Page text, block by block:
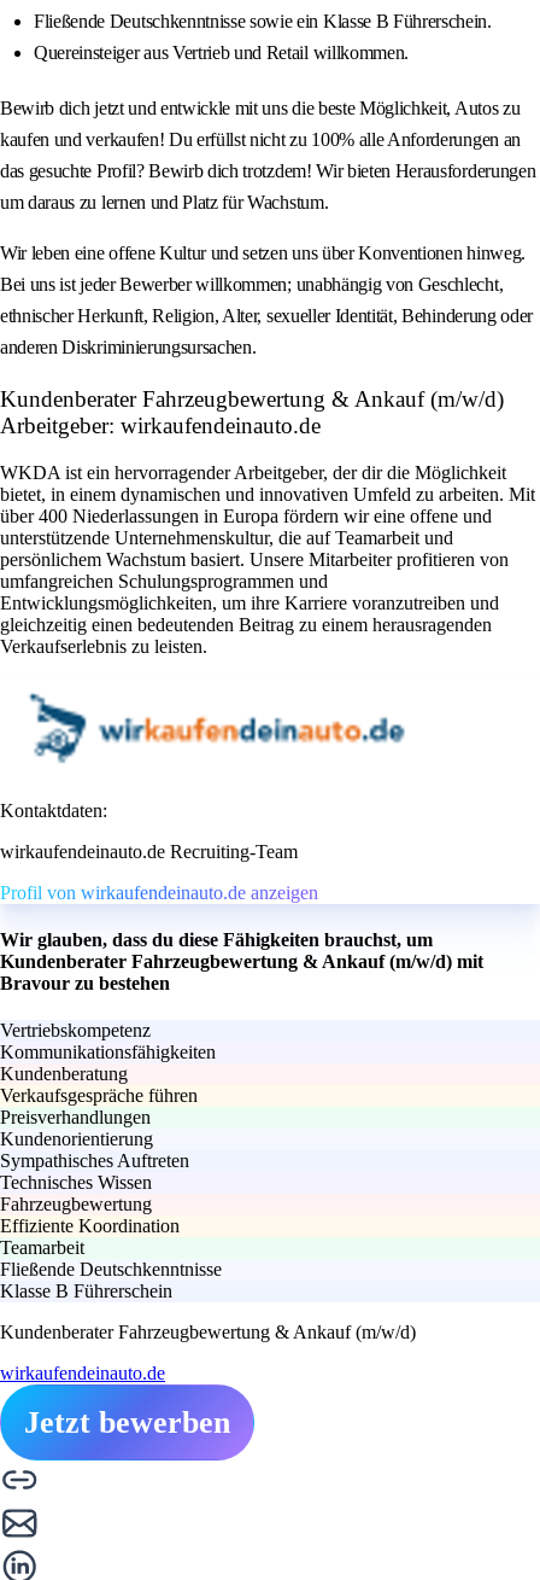
Fließende Deutschkenntnisse sowie ein Klasse B Führerschein.
Quereinsteiger aus Vertrieb und Retail willkommen.
Bewirb dich jetzt und entwickle mit uns die beste Möglichkeit, Autos zu
kaufen und verkaufen! Du erfüllst nicht zu 100% alle Anforderungen an
das gesuchte Profil? Bewirb dich trotzdem! Wir bieten Herausforderungen
um daraus zu lernen und Platz für Wachstum.
Wir leben eine offene Kultur und setzen uns über Konventionen hinweg.
Bei uns ist jeder Bewerber willkommen; unabhängig von Geschlecht,
ethnischer Herkunft, Religion, Alter, sexueller Identität, Behinderung oder
anderen Diskriminierungsursachen.
Kundenberater Fahrzeugbewertung & Ankauf (m/w/d)
Arbeitgeber: wirkaufendeinauto.de
WKDA ist ein hervorragender Arbeitgeber, der dir die Möglichkeit
bietet, in einem dynamischen und innovativen Umfeld zu arbeiten. Mit
über 400 Niederlassungen in Europa fördern wir eine offene und
unterstützende Unternehmenskultur, die auf Teamarbeit und
persönlichem Wachstum basiert. Unsere Mitarbeiter profitieren von
umfangreichen Schulungsprogrammen und
Entwicklungsmöglichkeiten, um ihre Karriere voranzutreiben und
gleichzeitig einen bedeutenden Beitrag zu einem herausragenden
Verkaufserlebnis zu leisten.
Kontaktdaten:
wirkaufendeinauto.de Recruiting-Team
Profil von wirkaufendeinauto.de anzeigen
Wir glauben, dass du diese Fähigkeiten brauchst, um
Kundenberater Fahrzeugbewertung & Ankauf (m/w/d) mit
Bravour zu bestehen
Vertriebskompetenz
Kommunikationsfähigkeiten
Kundenberatung
Verkaufsgespräche führen
Preisverhandlungen
Kundenorientierung
Sympathisches Auftreten
Technisches Wissen
Fahrzeugbewertung
Effiziente Koordination
Teamarbeit
Fließende Deutschkenntnisse
Klasse B Führerschein
Kundenberater Fahrzeugbewertung & Ankauf (m/w/d)
wirkaufendeinauto.de
Jetzt bewerben